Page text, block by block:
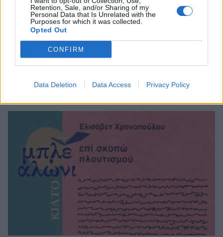
Retention, Sale, and/or Sharing of my
Personal Data that Is Unrelated with the
Purposes for which it was collected.
Opted Out
CONFIRM
Data Deletion Data Access Privacy Policy
Η Στρέζοβα: Αναμνήσεις από τις μάχες του